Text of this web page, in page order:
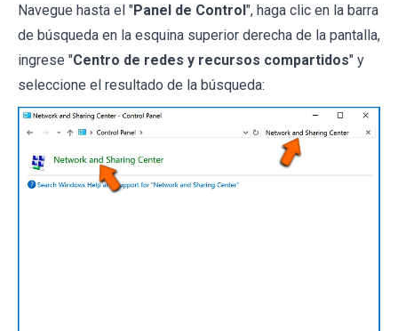
Navegue hasta el "Panel de Control", haga clic en la barra
de búsqueda en la esquina superior derecha de la pantalla,
ingrese "Centro de redes y recursos compartidos" y
seleccione el resultado de la búsqueda: